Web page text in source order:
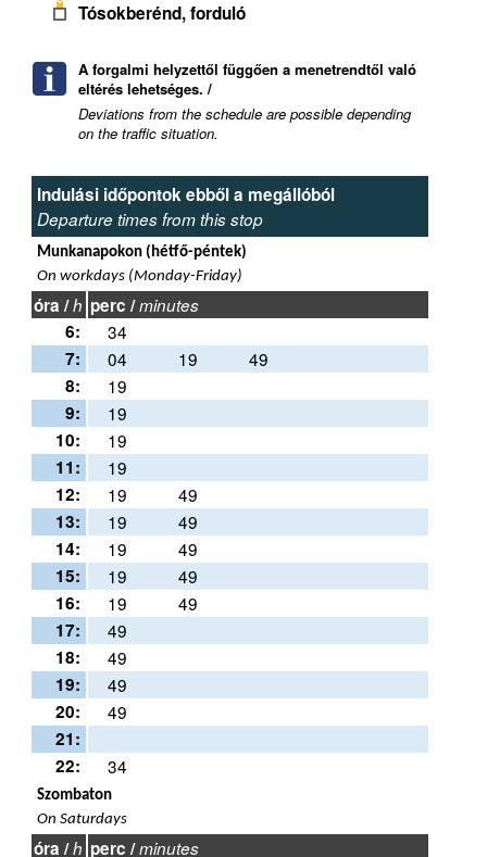
Tósokberénd, forduló
A forgalmi helyzettől függően a menetrendtől való
eltérés lehetséges. /
Deviations from the schedule are possible depending
on the traffic situation.
Indulási időpontok ebből a megállóból
Departure times from this stop
Munkanapokon (hétfő-péntek)
On workdays (Monday-Friday)
óra /h perc /minutes
6:
34
7:
04 19
49
8:
19
9:
19
10:
19
11:
19
12:
19
49
13:
19
49
14:
19
49
15:
19
49
16:
19
49
17:
49
18:
49
19:
49
20:
49
21:
22:
34
Szombaton
On Saturdays
óra /h perc /minutes